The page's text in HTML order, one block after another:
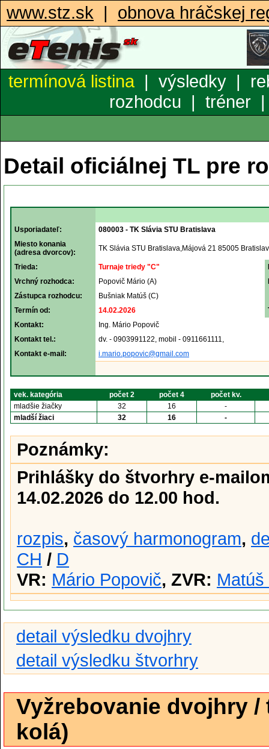
www.stz.sk | obnova hráčskej
termínová listina| výsledky |
rozhodcu | tréner
Detail oficiálnej TL pre
Usporiadateľ:
080003 - TK Slávia STU Bratislava
Miesto konania
(adresa dvorcov):
TK Slávia STU Bratislava,Májová 21 85005
Trieda: Turnaje triedy "C"
Vrchný rozhodca:
Popovič Mário (A)
Zástupca rozhodcu:
Bušniak Matúš (C)
Termín od:
14.02.2026
Kontakt:
Ing. Mário Popovič
Kontakt tel.:
dv. - 0903991122, mobil - 0911661111,
Kontakt e-mail:
i.mario.popovic@gmail.com
vek. kategória počet 2 počet 4
počet kv.
mladšie žiačky
32 16
-
mladší žiaci
32 16 -
Poznámky:
Prihlášky do štvorhry e-
14.02.2026 do 12.00 hod.
rozpis, časový harmonogram,
CH / D
VR: Mário Popovič, ZVR:
detail výsledku dvojhry
detail výsledku štvorhry
Vyžrebovanie dvojhry
kolá)